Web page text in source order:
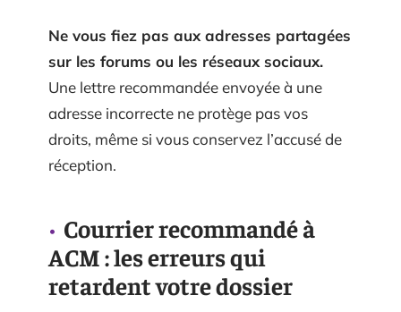
Ne vous fiez pas aux adresses partagées
sur les forums ou les réseaux sociaux.
Une lettre recommandée envoyée à une
adresse incorrecte ne protège pas vos
droits, même si vous conservez l’accusé de
réception.
Courrier recommandé à
ACM : les erreurs qui
retardent votre dossier